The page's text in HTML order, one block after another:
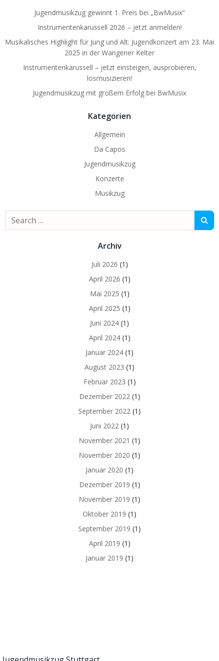
Jugendmusikzug gewinnt 1. Preis bei „BwMusix“
Instrumentenkarussell 2026 – jetzt anmelden!
Musikalisches Highlight für Jung und Alt: Jugendkonzert am 23. Mai
2025 in der Wangener Kelter
Instrumentenkarussell – jetzt einsteigen, ausprobieren,
losmusizieren!
Jugendmusikzug mit großem Erfolg bei BwMusix
Kategorien
Allgemein
Da Capos
Jugendmusikzug
Konzerte
Musikzug
Search
for:
Archiv
Juli 2026 (1)
April 2026 (1)
Mai 2025 (1)
April 2025 (1)
Juni 2024 (1)
April 2024(1)
Januar 2024 (1)
August 2023 (1)
Februar 2023 (1)
Dezember 2022(1)
September 2022 (1)
Juni 2022 (1)
November 2021 (1)
November 2020 (1)
Januar 2020 (1)
Dezember 2019 (1)
November 2019 (1)
Oktober 2019 (1)
September 2019 (1)
April 2019 (1)
Januar 2019 (1)